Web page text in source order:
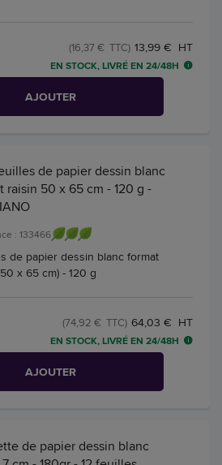
13,99 € HT
(16,37 € TTC)
EN STOCK, LIVRÉ EN 24/48H
AJOUTER
de papier dessin blanc
raisin 50 x 65 cm - 120 g -
: 133466
de papier dessin blanc format
x 65 cm) - 120 g
64,03 € HT
(74,92 € TTC)
EN STOCK, LIVRÉ EN 24/48H
AJOUTER
de papier dessin blanc